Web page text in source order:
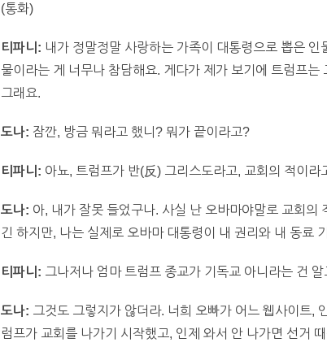
(통화)
티파니: 내가 정말정말 사랑하는 가족이 대통령으로 뽑은
물이라는 게 너무나 참담해요. 게다가 제가 보기에 트럼프
그래요.
도나: 잠깐, 방금 뭐라고 했니? 뭐가 끝이라고?
티파니: 아뇨, 트럼프가 반(反) 그리스도라고, 교회의 적이라
도나: 아, 내가 잘못 들었구나. 사실 난 오바마야말로 교회의
긴 하지만, 나는 실제로 오바마 대통령이 내 권리와 내 동료
티파니: 그나저나 엄마 트럼프 종교가 기독교 아니라는 건
도나: 그것도 그렇지가 않더라. 너희 오빠가 어느 웹사이트,
럼프가 교회를 나가기 시작했고, 인제 와서 안 나가면 선거